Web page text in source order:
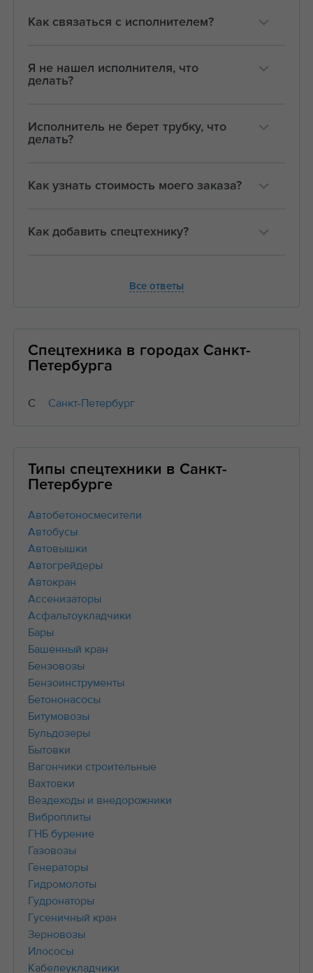
Как связаться с исполнителем?
Я не нашел исполнителя, что
делать?
Исполнитель не берет трубку, что
делать?
Как узнать стоимость моего заказа?
Как добавить спецтехнику?
Все ответы
Спецтехника в городах Санкт-
Петербурга
С Санкт-Петербург
Типы спецтехники в Санкт-
Петербурге
Автобетоносмесители
Автобусы
Автовышки
Автогрейдеры
Автокран
Ассенизаторы
Асфальтоукладчики
Бары
Башенный кран
Бензовозы
Бензоинструменты
Бетононасосы
Битумовозы
Бульдозеры
Бытовки
Вагончики строительные
Вахтовки
Вездеходы и внедорожники
Виброплиты
ГНБ бурение
Газовозы
Генераторы
Гидромолоты
Гудронаторы
Гусеничный кран
Зерновозы
Илососы
Кабелеукладчики